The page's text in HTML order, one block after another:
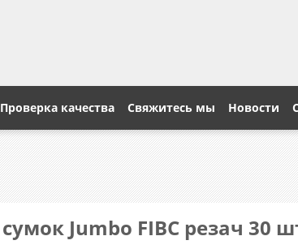
Проверка качества Свяжитесь мы Новости
Jumbo FIBC резач 30